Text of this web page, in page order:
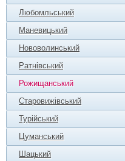
Любомльський
Маневицький
Нововолинський
Ратнівський
Рожищанський
Старовижівський
Турійський
Цуманський
Шацький